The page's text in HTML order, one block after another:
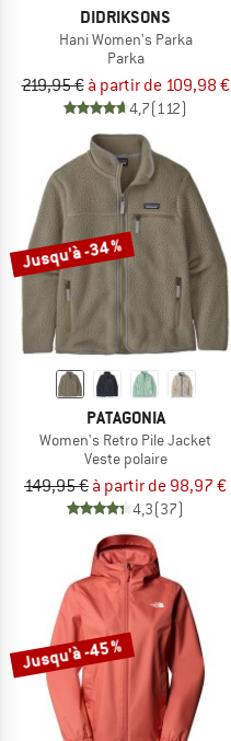
DIDRIKSONS
Hani Women's Parka
Parka
219,95 € à partir de 109,98 €
4,7(112)
Jusqu'à -34 %
PATAGONIA
Women's Retro Pile Jacket
Veste polaire
149,95 € à partir de 98,97 €
4,3(37)
Jusqu'à -45 %